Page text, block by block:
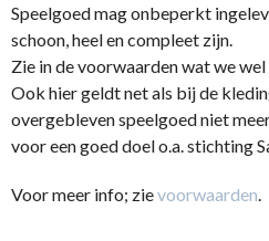
Speelgoed mag onbeperkt
schoon, heel en compleet zijn.
Zie in de voorwaarden wat we wel
Ook hier geldt net als bij de
overgebleven speelgoed niet
voor een goed doel o.a. stichting
Voor meer info; zievoorwaarden